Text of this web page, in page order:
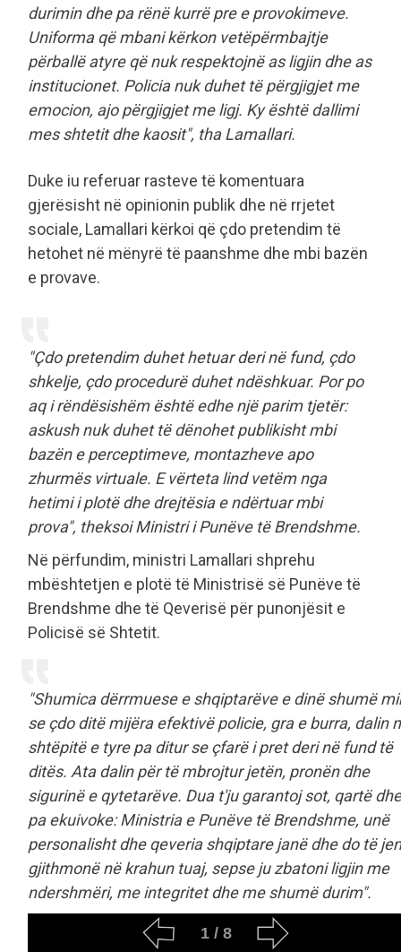
durimin dhe pa rënë kurrë pre e provokimeve.
Uniforma që mbani kërkon vetëpërmbajtje
përballë atyre që nuk respektojnë as ligjin dhe as
institucionet. Policia nuk duhet të përgjigjet me
emocion, ajo përgjigjet me ligj. Ky është dallimi
mes shtetit dhe kaosit", tha Lamallari.
Duke iu referuar rasteve të komentuara
gjerësisht në opinionin publik dhe në rrjetet
sociale, Lamallari kërkoi që çdo pretendim të
hetohet në mënyrë të paanshme dhe mbi bazën
e provave.
"Çdo pretendim duhet hetuar deri në fund, çdo
shkelje, çdo procedurë duhet ndëshkuar. Por po
aq i rëndësishëm është edhe një parim tjetër:
askush nuk duhet të dënohet publikisht mbi
bazën e perceptimeve, montazheve apo
zhurmës virtuale. E vërteta lind vetëm nga
hetimi i plotë dhe drejtësia e ndërtuar mbi
prova", theksoi Ministri i Punëve të Brendshme.
Në përfundim, ministri Lamallari shprehu
mbështetjen e plotë të Ministrisë së Punëve të
Brendshme dhe të Qeverisë për punonjësit e
Policisë së Shtetit.
"Shumica dërrmuese e shqiptarëve e dinë shumë
se çdo ditë mijëra efektivë policie, gra e burra, dalin
shtëpitë e tyre pa ditur se çfarë i pret deri në fund të
ditës. Ata dalin për të mbrojtur jetën, pronën dhe
sigurinë e qytetarëve. Dua t'ju garantoj sot, qartë dhe
pa ekuivoke: Ministria e Punëve të Brendshme, unë
personalisht dhe qeveria shqiptare janë dhe do të
gjithmonë në krahun tuaj, sepse ju zbatoni ligjin me
ndershmëri, me integritet dhe me shumë durim".